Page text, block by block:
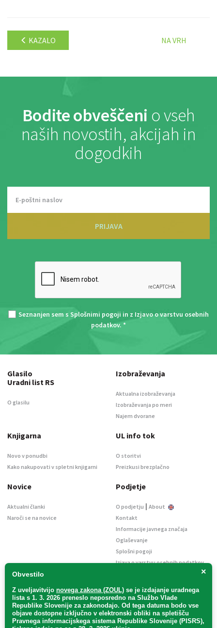
KAZALO NA VRH
Bodite obveščeni o vseh
naših novostih, akcijah in
dogodkih
PRIJAVA
Seznanjen sem s Splošnimi pogoji in z Izjavo o varstvu osebnih
podatkov. *
×
Obvestilo
Z uveljavitvijo novega zakona (ZOUL) se je izdajanje uradnega
lista s 1. 3. 2026 preneslo neposredno na Službo Vlade
Republike Slovenije za zakonodajo. Od tega datuma bodo vse
objave dostopne izključno v elektronski obliki na spletišču
Pravnega informacijskega sistema Republike Slovenije (PISRS),
Glasilo
Uradni list RS
O glasilu
Izobraževanja
Aktualna izobraževanja
Izobraževanja po meri
Najem dvorane
Knjigarna
Novo v ponudbi
Kako nakupovati v spletni knjigarni
UL info tok
O storitvi
Preizkusi brezplačno
Novice
Aktualni članki
Naroči se na novice
Podjetje
O podjetju | About
Kontakt
Informacije javnega značaja
Oglaševanje
Splošni pogoji
Izjava o varstvu osebnih podatkov
Uradni list d. o. o. – v likvidaciji / Vse pravice pridržane.